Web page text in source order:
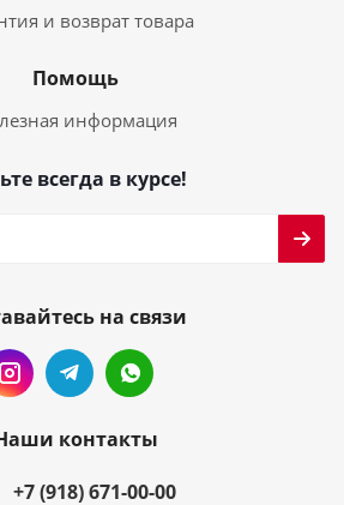
и возврат товара
Помощь
информация
всегда в курсе!
на связи
контакты
+7 (918) 671-00-00